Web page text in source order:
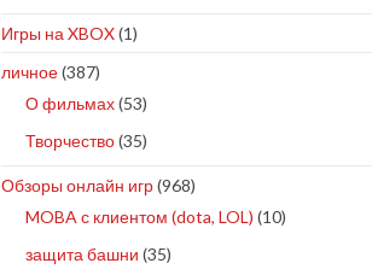
Игры на XBOX(1)
личное(387)
О фильмах(53)
Творчество(35)
Обзоры онлайн игр(968)
MOBA с клиентом (dota, LOL) (10)
защита башни (35)